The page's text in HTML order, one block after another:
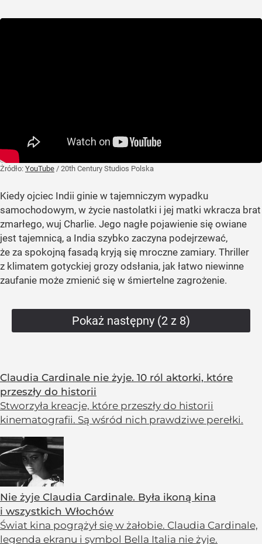
Żródło: YouTube / 20th Century Studios Polska
Kiedy ojciec Indii ginie w tajemniczym wypadku
samochodowym, w życie nastolatki i jej matki wkracza brat
zmarłego, wuj Charlie. Jego nagłe pojawienie się owiane
jest tajemnicą, a India szybko zaczyna podejrzewać,
że za spokojną fasadą kryją się mroczne zamiary. Thriller
z klimatem gotyckiej grozy odsłania, jak łatwo niewinne
zaufanie może zmienić się w śmiertelne zagrożenie.
Pokaż następny (2 z 8)
Claudia Cardinale nie żyje. 10 ról aktorki, które
przeszły do historii
Stworzyła kreacje, które przeszły do historii
kinematografii. Są wśród nich prawdziwe perełki.
Nie żyje Claudia Cardinale. Była ikoną kina
i wszystkich Włochów
Świat kina pogrążył się w żałobie. Claudia Cardinale,
legenda ekranu i symbol Bella Italia nie żyje.